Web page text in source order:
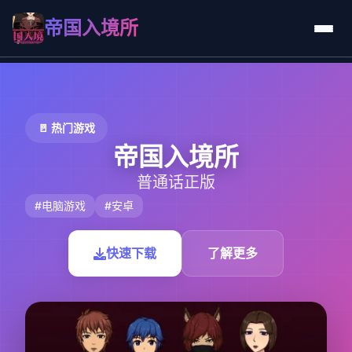
帝国入境所
🚪 热门游戏
帝国入境所
普通话正版
#电脑游戏 #安卓
快速下载 了解更多